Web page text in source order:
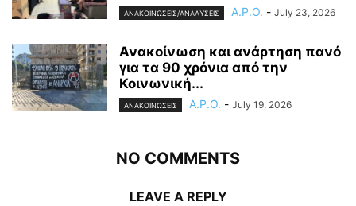
ΑΝΑΚΟΙΝΏΣΕΙΣ/ΑΝΑΛΎΣΕΙΣ A.P.O. - July 23, 2026
Ανακοίνωση και ανάρτηση πανό
για τα 90 χρόνια από την
Κοινωνική...
ΑΝΑΚΟΙΝΏΣΕΙΣ A.P.O. - July 19, 2026
NO COMMENTS
LEAVE A REPLY